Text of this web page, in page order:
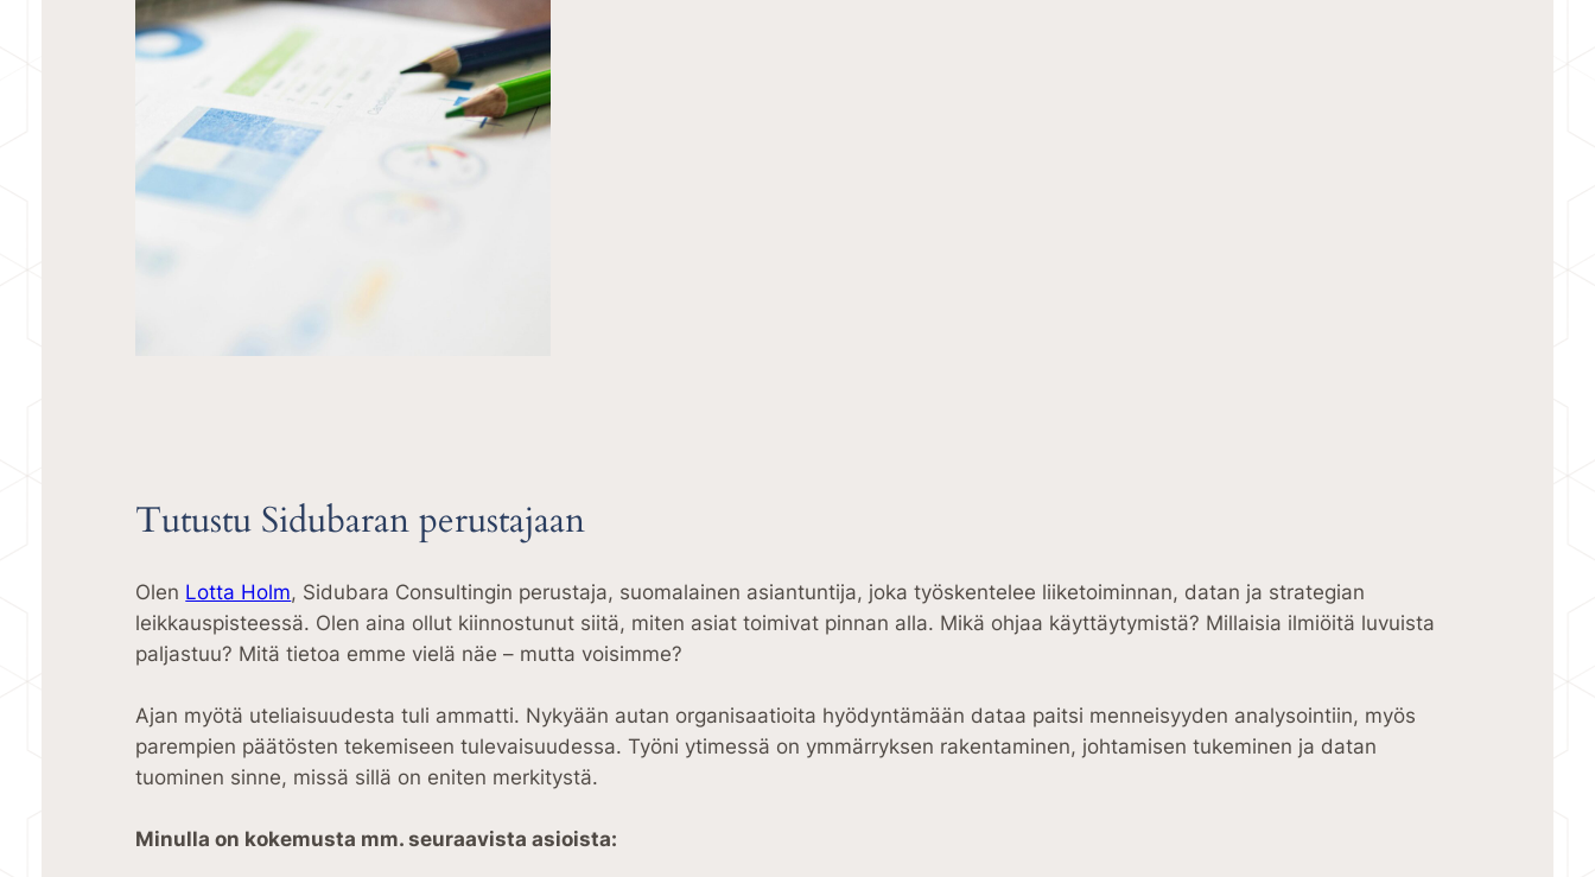
Tutustu Sidubaran perustajaan
Olen Lotta Holm, Sidubara Consultingin perustaja, suomalainen asiantuntija, joka työskentelee liiketoiminnan, datan ja strategian
leikkauspisteessä. Olen aina ollut kiinnostunut siitä, miten asiat toimivat pinnan alla. Mikä ohjaa käyttäytymistä? Millaisia ilmiöitä luvuista
paljastuu? Mitä tietoa emme vielä näe – mutta voisimme?
Ajan myötä uteliaisuudesta tuli ammatti. Nykyään autan organisaatioita hyödyntämään dataa paitsi menneisyyden analysointiin, myös
parempien päätösten tekemiseen tulevaisuudessa. Työni ytimessä on ymmärryksen rakentaminen, johtamisen tukeminen ja datan
tuominen sinne, missä sillä on eniten merkitystä.
Minulla on kokemusta mm. seuraavista asioista: